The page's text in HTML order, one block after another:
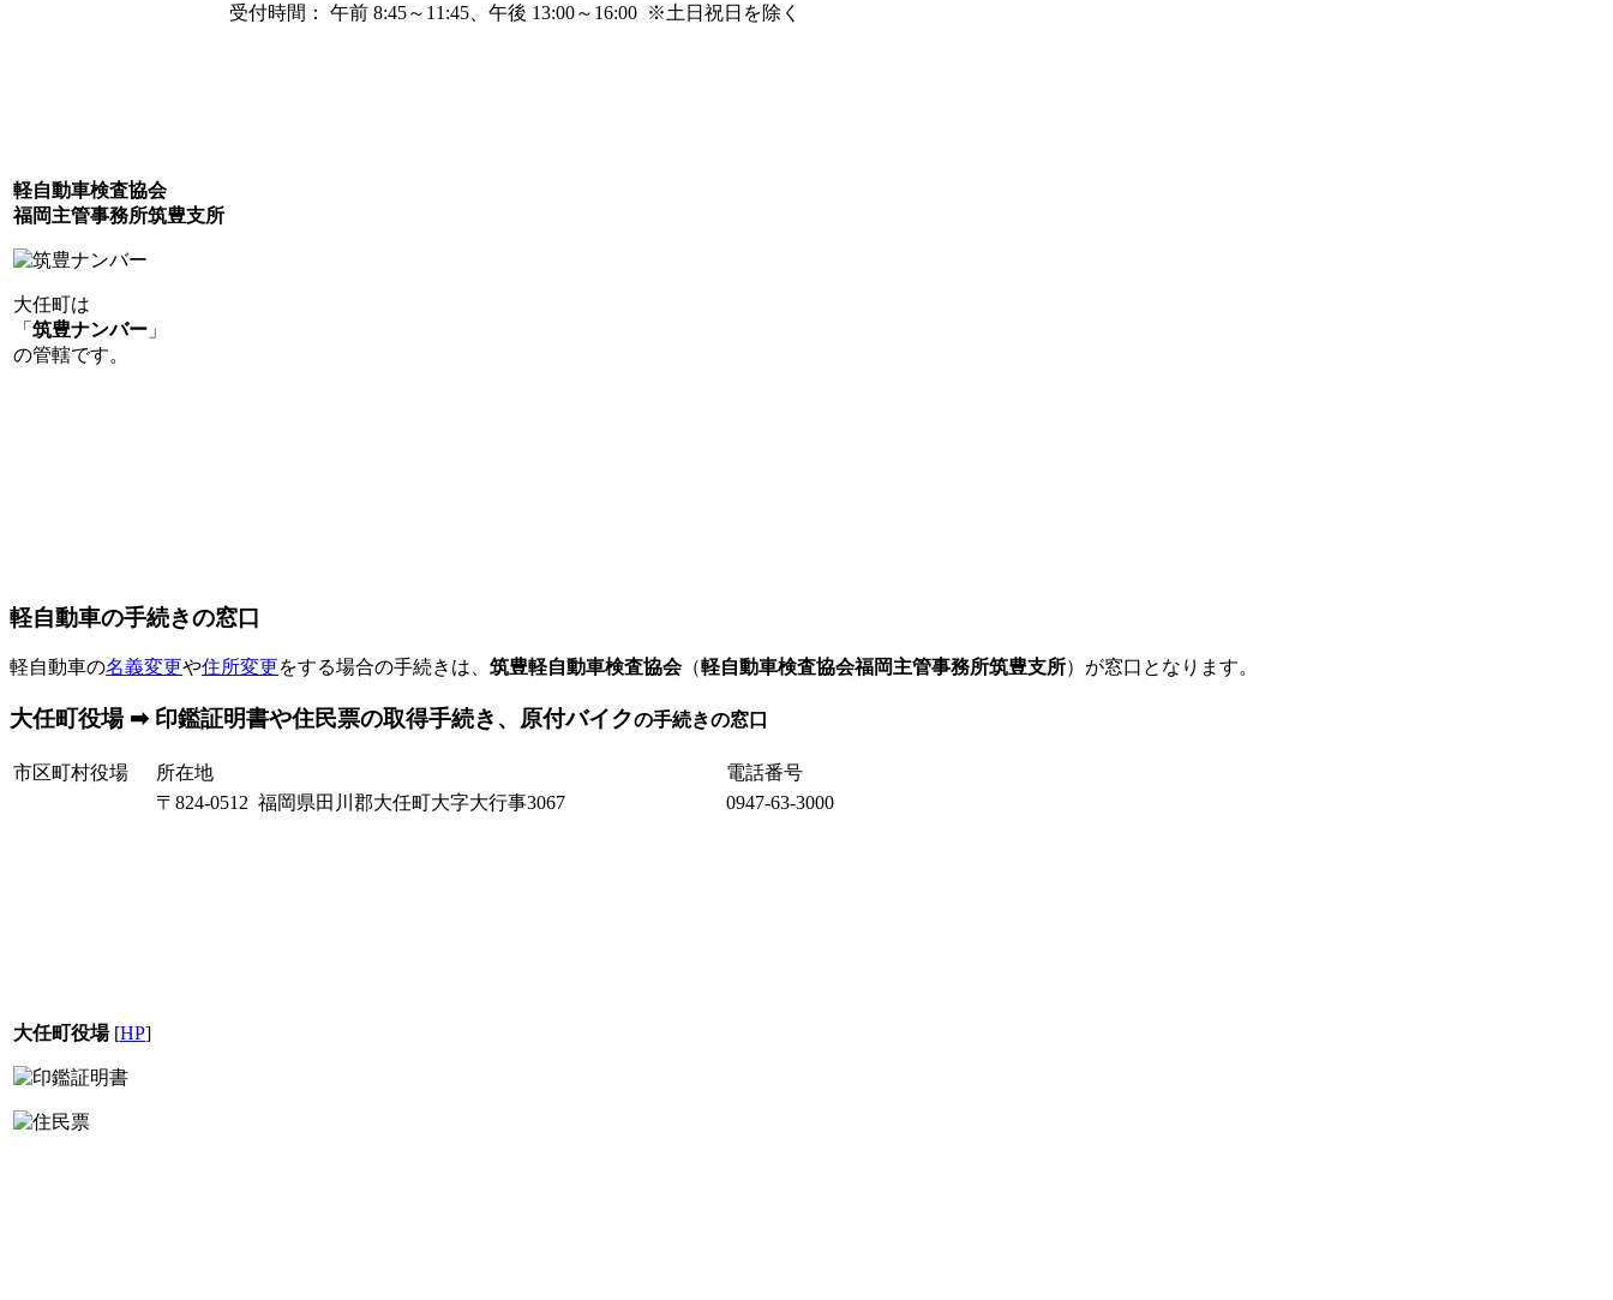
軽自動車検査協会
福岡主管事務所筑豊支所
大任町は
「 筑豊ナンバー 」
の管轄です。
受付時間： 午前 8:45～11:45、午後 13:00～16:00 ※土日祝日を除く
軽自動車の手続きの窓口
軽自動車の名義変更や住所変更をする場合の手続きは、 筑豊軽自動車検査協会（軽自動車検査協会福岡主管事務所筑豊支所）が窓口となります。
大任町役場 ➡ 印鑑証明書や住民票の取得手続き、原付バイクの手続きの窓口
市区町村役場 所在地 電話番号
大任町役場 [HP]
〒824-0512 福岡県田川郡大任町大字大行事3067 0947-63-3000